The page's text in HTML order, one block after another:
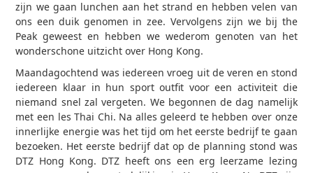
zijn we gaan lunchen aan het strand en hebben velen van
ons een duik genomen in zee. Vervolgens zijn we bij the
Peak geweest en hebben we wederom genoten van het
wonderschone uitzicht over Hong Kong.
Maandagochtend was iedereen vroeg uit de veren en stond
iedereen klaar in hun sport outfit voor een activiteit die
niemand snel zal vergeten. We begonnen de dag namelijk
met een les Thai Chi. Na alles geleerd te hebben over onze
innerlijke energie was het tijd om het eerste bedrijf te gaan
bezoeken. Het eerste bedrijf dat op de planning stond was
DTZ Hong Kong. DTZ heeft ons een erg leerzame lezing